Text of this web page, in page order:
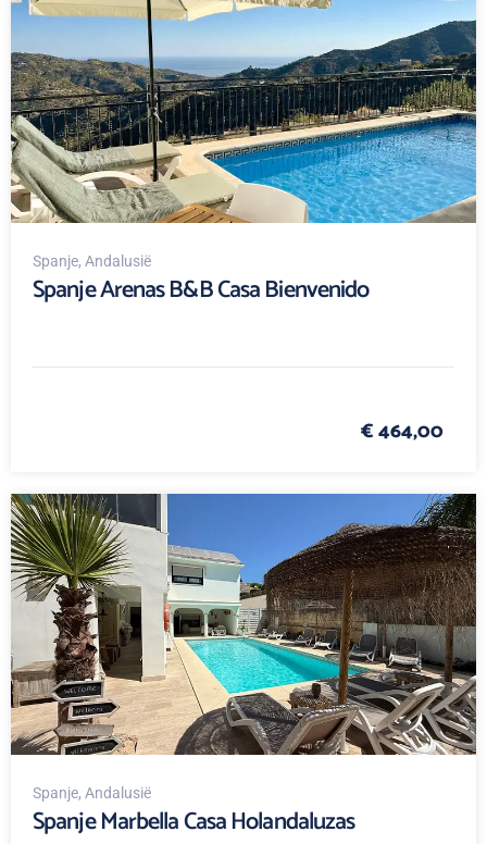
Spanje, Andalusië
Spanje Arenas B&B Casa Bienvenido
€ 464,00
Spanje, Andalusië
Spanje Marbella Casa Holandaluzas